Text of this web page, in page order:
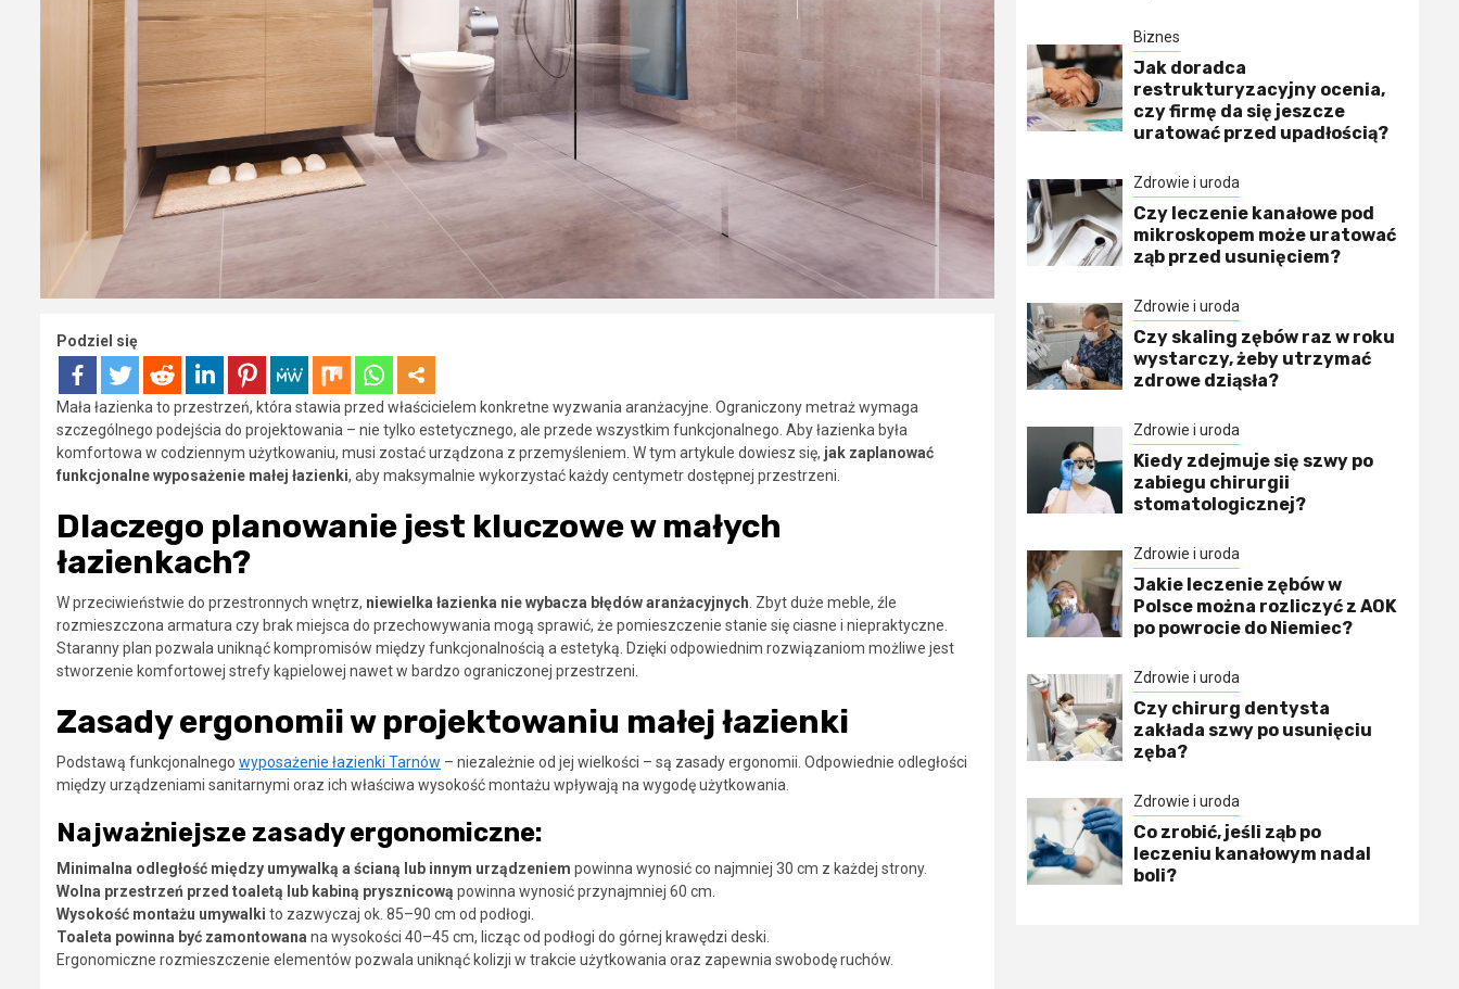
Podziel się
Mała łazienka to przestrzeń, która stawia przed właścicielem konkretne wyzwania aranżacyjne. Ograniczony metraż wymaga
szczególnego podejścia do projektowania – nie tylko estetycznego, ale przede wszystkim funkcjonalnego. Aby łazienka była
komfortowa w codziennym użytkowaniu, musi zostać urządzona z przemyśleniem. W tym artykule dowiesz się, jak zaplanować
funkcjonalne wyposażenie małej łazienki, aby maksymalnie wykorzystać każdy centymetr dostępnej przestrzeni.
Dlaczego planowanie jest kluczowe w małych
łazienkach?
W przeciwieństwie do przestronnych wnętrz, niewielka łazienka nie wybacza błędów aranżacyjnych . Zbyt duże meble, źle
rozmieszczona armatura czy brak miejsca do przechowywania mogą sprawić, że pomieszczenie stanie się ciasne i niepraktyczne.
Staranny plan pozwala uniknąć kompromisów między funkcjonalnością a estetyką. Dzięki odpowiednim rozwiązaniom możliwe jest
stworzenie komfortowej strefy kąpielowej nawet w bardzo ograniczonej przestrzeni.
Zasady ergonomii w projektowaniu małej łazienki
Podstawą funkcjonalnego wyposażenie łazienki Tarnów – niezależnie od jej wielkości – są zasady ergonomii. Odpowiednie odległości
między urządzeniami sanitarnymi oraz ich właściwa wysokość montażu wpływają na wygodę użytkowania.
Najważniejsze zasady ergonomiczne:
Minimalna odległość między umywalką a ścianą lub innym urządzeniem powinna wynosić co najmniej 30 cm z każdej strony.
Wolna przestrzeń przed toaletą lub kabiną prysznicową powinna wynosić przynajmniej 60 cm.
Wysokość montażu umywalki to zazwyczaj ok. 85–90 cm od podłogi.
Toaleta powinna być zamontowana na wysokości 40–45 cm, licząc od podłogi do górnej krawędzi deski.
Ergonomiczne rozmieszczenie elementów pozwala uniknąć kolizji w trakcie użytkowania oraz zapewnia swobodę ruchów.
Biznes
Jak doradca
restrukturyzacyjny ocenia,
czy firmę da się jeszcze
uratować przed upadłością?
Zdrowie i uroda
Czy leczenie kanałowe pod
mikroskopem może uratować
ząb przed usunięciem?
Zdrowie i uroda
Czy skaling zębów raz w roku
wystarczy, żeby utrzymać
zdrowe dziąsła?
Zdrowie i uroda
Kiedy zdejmuje się szwy po
zabiegu chirurgii
stomatologicznej?
Zdrowie i uroda
Jakie leczenie zębów w
Polsce można rozliczyć z AOK
po powrocie do Niemiec?
Zdrowie i uroda
Czy chirurg dentysta
zakłada szwy po usunięciu
zęba?
Zdrowie i uroda
Co zrobić, jeśli ząb po
leczeniu kanałowym nadal
boli?